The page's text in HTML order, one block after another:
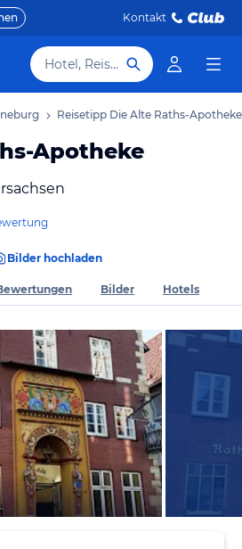
Kontakt
Hotel, Reiseziel
Reisetipp Die Alte Raths-Apotheke
Apotheke
Bilder hochladen
Bilder Hotels